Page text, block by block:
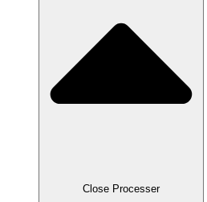
Close Processer